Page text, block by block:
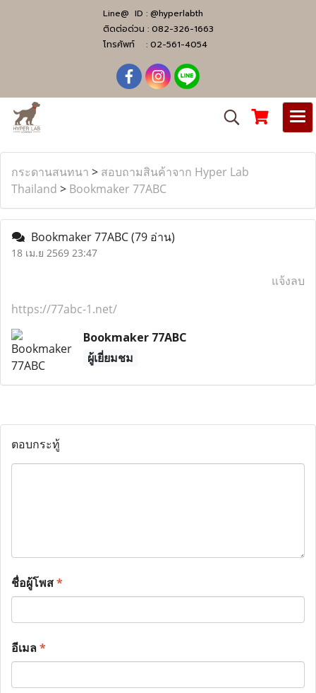
Line@ ID : @hyperlabth
ติดต่อด่วน : 082-326-1663
โทรศัพท์ : 02-561-4054
กระดานสนทนา > สอบถามสินค้าจาก Hyper Lab
Thailand > Bookmaker 77ABC
Bookmaker 77ABC(79 อ่าน)
18 เม.ย 2569 23:47
แจ้งลบ
https://77abc-1.net/
Bookmaker 77ABC
ผู้เยี่ยมชม
ตอบกระทู้
ชื่อผู้โพส*
อีเมล*